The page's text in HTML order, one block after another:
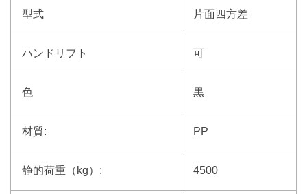
型式 片面四方差
ハンドリフト 可
色 黒
材質: PP
静的荷重（kg）: 4500